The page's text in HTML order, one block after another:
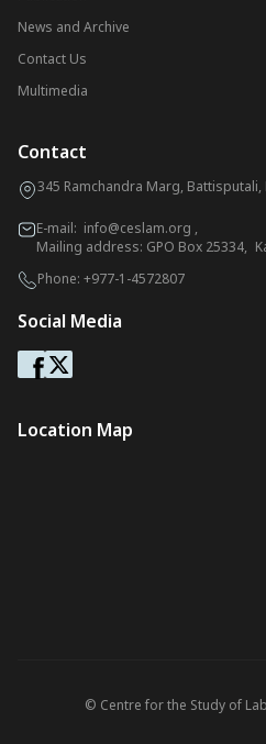
News and Archive
Contact Us
Multimedia
Contact
345 Ramchandra Marg, Battisputali,
E-mail: info@ceslam.org ,
Mailing address: GPO Box 25334,
Phone: +977-1-4572807
Social Media
Location Map
© Centre for the Study of